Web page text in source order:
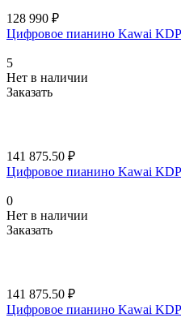
128 990 ₽
Цифровое пианино Kawai
5
Нет в наличии
Заказать
141 875.50 ₽
Цифровое пианино Kawai
0
Нет в наличии
Заказать
141 875.50 ₽
Цифровое пианино Kawai